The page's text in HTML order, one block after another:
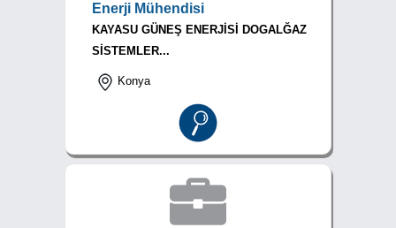
Enerji Mühendisi
KAYASU GÜNEŞ ENERJİSİ DOGALĞAZ
SİSTEMLER...
Konya